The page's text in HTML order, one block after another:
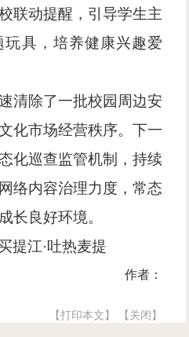
联动提醒，引导学生主
具，培养健康兴趣爱
清除了一批校园周边安
化市场经营秩序。下一
化巡查监管机制，持续
络内容治理力度，常态
长良好环境。
提江·吐热麦提
作者：
【打印本文】 【关闭】